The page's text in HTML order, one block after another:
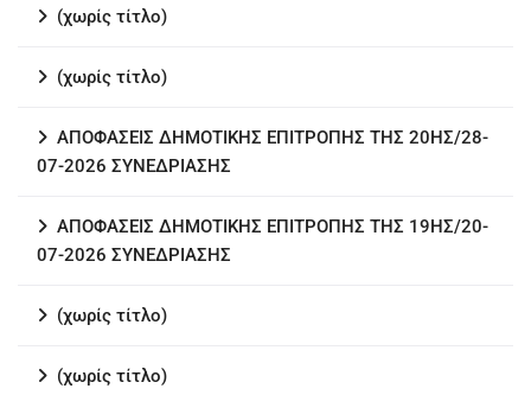
(χωρίς τίτλο)
(χωρίς τίτλο)
ΑΠΟΦΑΣΕΙΣ ΔΗΜΟΤΙΚΗΣ ΕΠΙΤΡΟΠΗΣ ΤΗΣ 20ΗΣ/28-
07-2026 ΣΥΝΕΔΡΙΑΣΗΣ
ΑΠΟΦΑΣΕΙΣ ΔΗΜΟΤΙΚΗΣ ΕΠΙΤΡΟΠΗΣ ΤΗΣ 19ΗΣ/20-
07-2026 ΣΥΝΕΔΡΙΑΣΗΣ
(χωρίς τίτλο)
(χωρίς τίτλο)